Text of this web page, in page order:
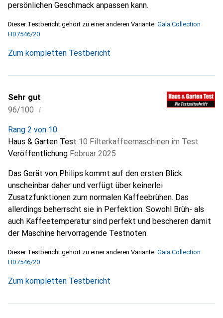
persönlichen Geschmack anpassen kann.
Dieser Testbericht gehört zu einer anderen Variante: Gaia Collection
HD7546/20
Zum kompletten Testbericht
Sehr gut
96/100 i
Rang 2 von 10
Haus & Garten Test 10 Filterkaffeemaschinen im Test
Veröffentlichung Februar 2025
Das Gerät von Philips kommt auf den ersten Blick
unscheinbar daher und verfügt über keinerlei
Zusatzfunktionen zum normalen Kaffeebrühen. Das
allerdings beherrscht sie in Perfektion. Sowohl Brüh- als
auch Kaffeetemperatur sind perfekt und bescheren damit
der Maschine hervorragende Testnoten.
Dieser Testbericht gehört zu einer anderen Variante: Gaia Collection
HD7546/20
Zum kompletten Testbericht